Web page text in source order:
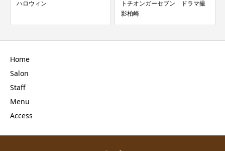
ハロウィン
トチオンガーセブン ドラマ撮
影柏崎
Home
Salon
Staff
Menu
Access